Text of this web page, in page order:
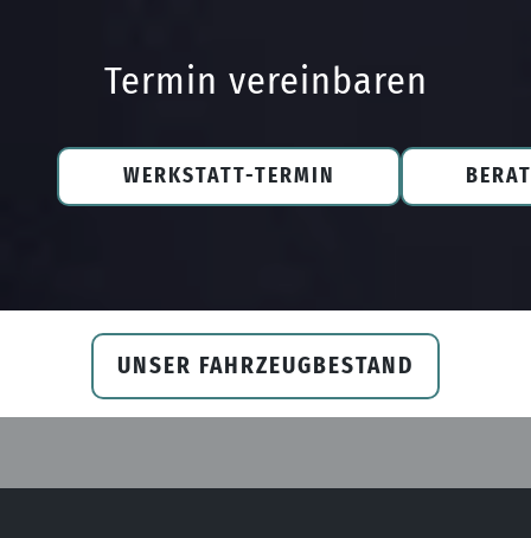
Termin vereinbaren
WERKSTATT-TERMIN
UNSER FAHRZEUGBESTAND